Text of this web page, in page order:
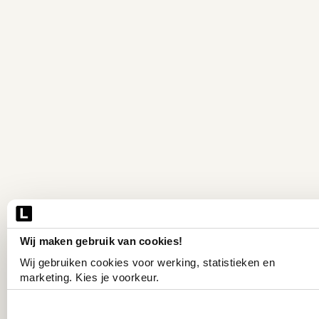
Wij maken gebruik van cookies!
Wij gebruiken cookies voor werking, statistieken en
marketing. Kies je voorkeur.